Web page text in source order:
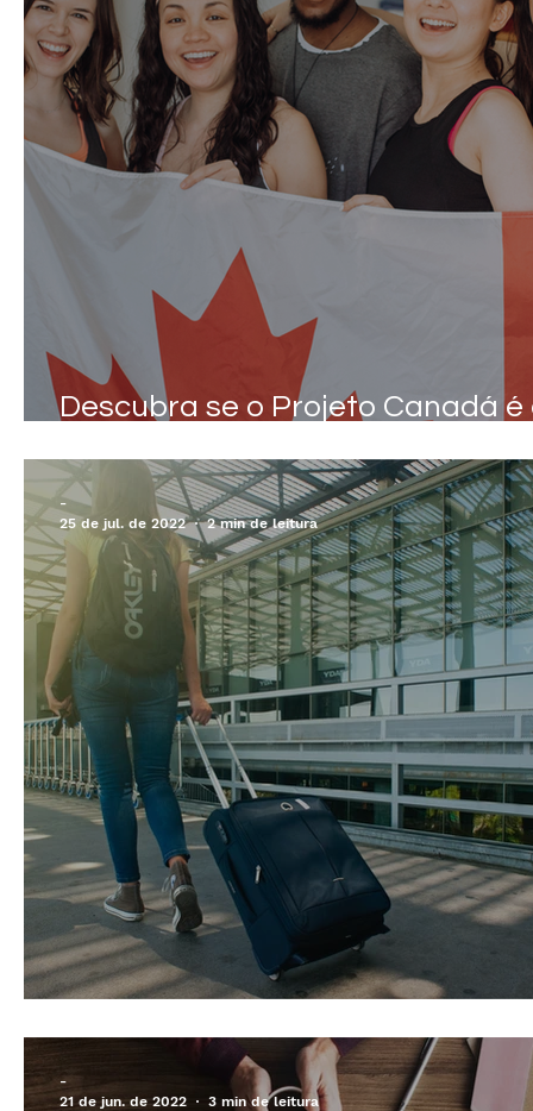
Descubra se o Projeto Canadá é
-
25 de jul. de 2022
2 min de leitura
-
21 de jun. de 2022
3 min de leitura